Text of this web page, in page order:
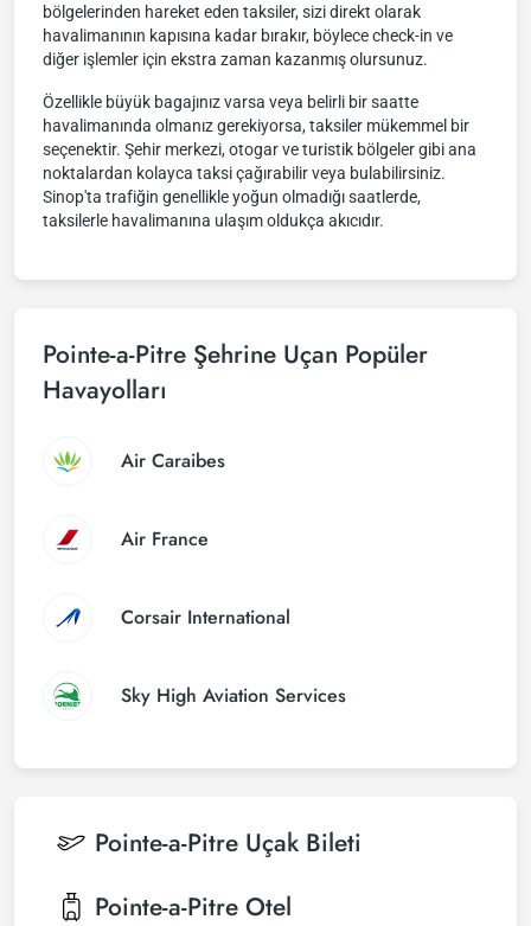
bölgelerinden hareket eden taksiler, sizi direkt olarak
havalimanının kapısına kadar bırakır, böylece check-in ve
diğer işlemler için ekstra zaman kazanmış olursunuz.
Özellikle büyük bagajınız varsa veya belirli bir saatte
havalimanında olmanız gerekiyorsa, taksiler mükemmel bir
seçenektir. Şehir merkezi, otogar ve turistik bölgeler gibi ana
noktalardan kolayca taksi çağırabilir veya bulabilirsiniz.
Sinop'ta trafiğin genellikle yoğun olmadığı saatlerde,
taksilerle havalimanına ulaşım oldukça akıcıdır.
Pointe-a-Pitre Şehrine Uçan Popüler
Havayolları
Air Caraibes
Air France
Corsair International
Sky High Aviation Services
Pointe-a-Pitre Uçak Bileti
Pointe-a-Pitre Otel